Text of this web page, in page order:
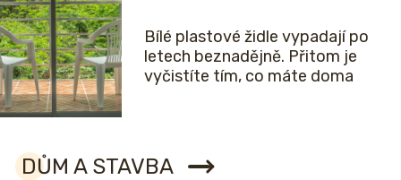
Bílé plastové židle vypadají po
letech beznadějně. Přitom je
vyčistíte tím, co máte doma
DŮM A STAVBA